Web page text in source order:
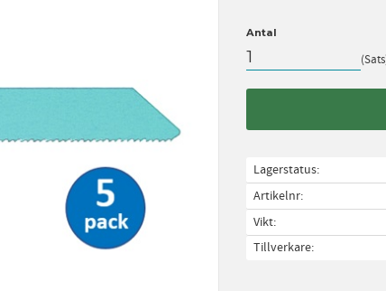
Antal
Sats
Lagerstatus
Artikelnr
Vikt
Tillverkare